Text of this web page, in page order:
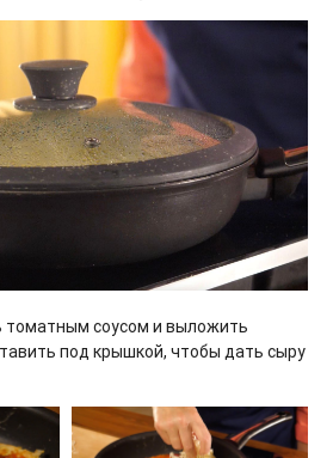
томатным соусом и выложить
под крышкой, чтобы дать сыру